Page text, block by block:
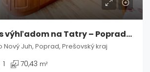
3 izbový byt s výhľadom na Tatry – Poprad, Nový Juh
Juh, Poprad, Prešovský kraj
1 70,43 m²